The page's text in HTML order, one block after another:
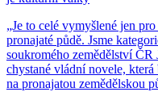
„Je to celé vymyšlené jen
pronajaté půdě. Jsme
soukromého zemědělství
chystané vládní novele,
na pronajatou zemědělskou